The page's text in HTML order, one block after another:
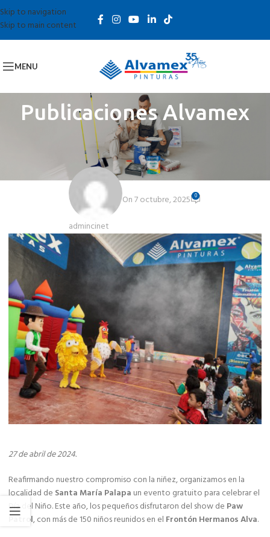
Skip to navigation
Skip to main content
MENU
Publicaciones Alvamex
RESPONSABILIDAD SOCIAL
Día del Niño 2025 – Santa María Palapa
admincinet
On 7 octubre, 2025 0
27 de abril de 2024.
Reafirmando nuestro compromiso con la niñez, organizamos en la
localidad de Santa María Palapa un evento gratuito para celebrar el
Día del Niño. Este año, los pequeños disfrutaron del show de Paw
Patrol, con más de 150 niños reunidos en el Frontón Hermanos Alva.